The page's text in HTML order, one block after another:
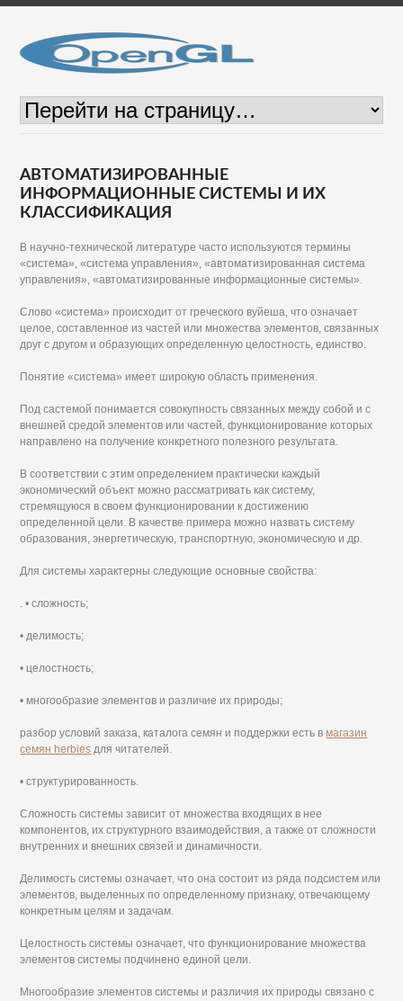
АВТОМАТИЗИРОВАННЫЕ
ИНФОРМАЦИОННЫЕ СИСТЕМЫ И ИХ
КЛАССИФИКАЦИЯ
В научно-технической литературе часто используются термины
«система», «система управления», «автоматизированная система
управления», «автоматизированные информационные системы».
Слово «система» происходит от греческого вуйеша, что означает
целое, составленное из частей или множества элементов, связанных
друг с другом и образующих определенную целостность, единство.
Понятие «система» имеет широкую область применения.
Под састемой понимается совокупность связанных между собой и с
внешней средой элементов или частей, функционирование которых
направлено на получение конкретного полезного результата.
В соответствии с этим определением практически каждый
экономический объект можно рассматривать как систему,
стремящуюся в своем функционировании к достижению
определенной цели. В качестве примера можно назвать систему
образования, энергетическую, транспортную, экономическую и др.
Для системы характерны следующие основные свойства:
. • сложность;
• делимость;
• целостность;
• многообразие элементов и различие их природы;
разбор условий заказа, каталога семян и поддержки есть вмагазин
семян herbies для читателей.
• структурированность.
Сложность системы зависит от множества входящих в нее
компонентов, их структурного взаимодействия, а также от сложности
внутренних и внешних связей и динамичности.
Делимость системы означает, что она состоит из ряда подсистем или
элементов, выделенных по определенному признаку, отвечающему
конкретным целям и задачам.
Целостность системы означает, что функционирование множества
элементов системы подчинено единой цели.
Многообразие элементов системы и различия их природы связано с